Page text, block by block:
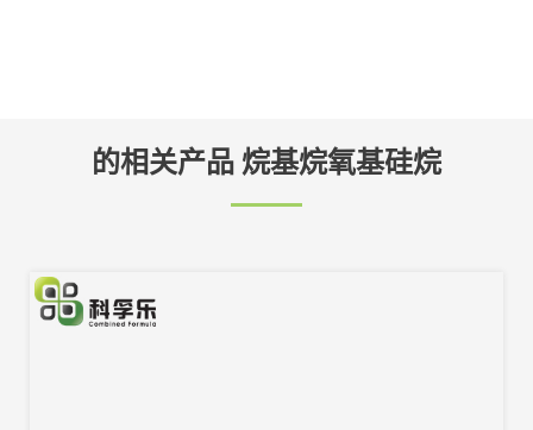
的相关产品 烷基烷氧基硅烷